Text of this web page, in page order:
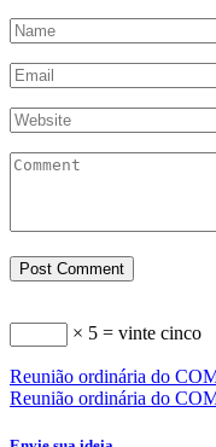
× 5 = vinte cinco
Reunião ordinária do
Reunião ordinária do